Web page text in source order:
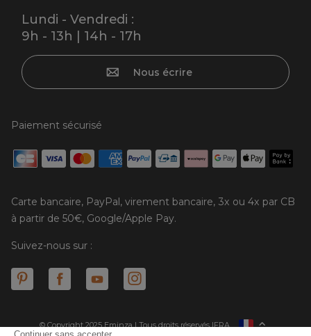
Lundi - Vendredi :
9h - 13h | 14h - 17h
Nous écrire
Paiement sécurisé
Carte bancaire, PayPal, virement bancaire, 3x ou 4x par CB
à partir de 50€, Google/Apple Pay.
Suivez-nous sur :
© Copyright 2025 Eminza | Tous droits réservés |
ESPAÑAFRA